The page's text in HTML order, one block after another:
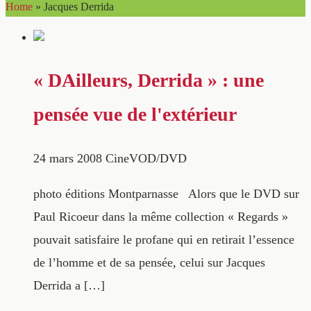
Home » Jacques Derrida
« DAilleurs, Derrida » : une
pensée vue de l'extérieur
24 mars 2008 CineVOD/DVD
photo éditions Montparnasse Alors que le DVD sur
Paul Ricoeur dans la même collection « Regards »
pouvait satisfaire le profane qui en retirait l’essence
de l’homme et de sa pensée, celui sur Jacques
Derrida a […]